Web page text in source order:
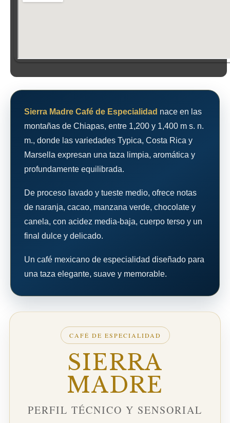
Sierra Madre Café de Especialidad nace en las
montañas de Chiapas, entre 1,200 y 1,400 m s. n.
m., donde las variedades Typica, Costa Rica y
Marsella expresan una taza limpia, aromática y
profundamente equilibrada.
De proceso lavado y tueste medio, ofrece notas
de naranja, cacao, manzana verde, chocolate y
canela, con acidez media-baja, cuerpo terso y un
final dulce y delicado.
Un café mexicano de especialidad diseñado para
una taza elegante, suave y memorable.
CAFÉ DE ESPECIALIDAD
SIERRA
MADRE
PERFIL TÉCNICO Y SENSORIAL